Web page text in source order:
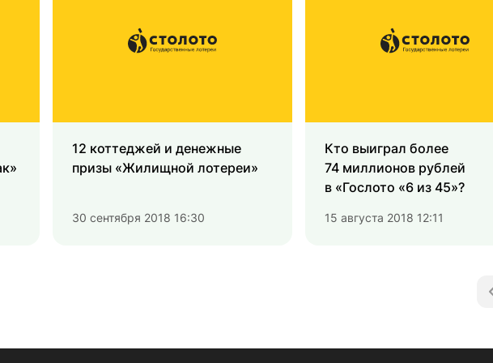
12 коттеджей и денежные
призы «Жилищной лотереи»
30 сентября 2018 16:30
Кто выиграл более
74 миллионов рублей
в «Гослото «6 из 45»?
15 августа 2018 12:11